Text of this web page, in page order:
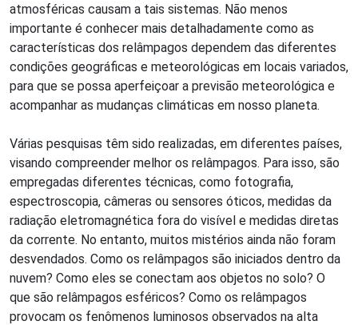
atmosféricas causam a tais sistemas. Não menos
importante é conhecer mais detalhadamente como as
características dos relâmpagos dependem das diferentes
condições geográficas e meteorológicas em locais variados,
para que se possa aperfeiçoar a previsão meteorológica e
acompanhar as mudanças climáticas em nosso planeta.
Várias pesquisas têm sido realizadas, em diferentes países,
visando compreender melhor os relâmpagos. Para isso, são
empregadas diferentes técnicas, como fotografia,
espectroscopia, câmeras ou sensores óticos, medidas da
radiação eletromagnética fora do visível e medidas diretas
da corrente. No entanto, muitos mistérios ainda não foram
desvendados. Como os relâmpagos são iniciados dentro da
nuvem? Como eles se conectam aos objetos no solo? O
que são relâmpagos esféricos? Como os relâmpagos
provocam os fenômenos luminosos observados na alta